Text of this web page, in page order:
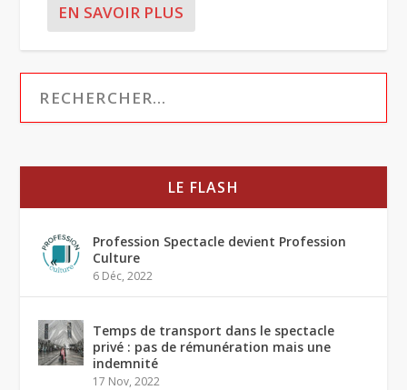
EN SAVOIR PLUS
LE FLASH
Profession Spectacle devient Profession
Culture
6 Déc, 2022
Temps de transport dans le spectacle
privé : pas de rémunération mais une
indemnité
17 Nov, 2022